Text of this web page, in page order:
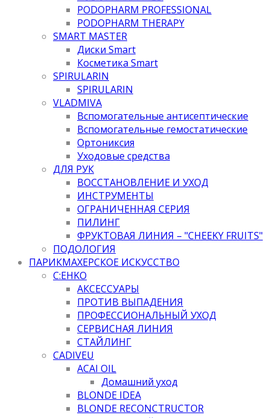
PODOPHARM PROFESSIONAL
PODOPHARM THERAPY
SMART MASTER
Диски Smart
Косметика Smart
SPIRULARIN
SPIRULARIN
VLADMIVA
Вспомогательные антисептические
Вспомогательные гемостатические
Ортониксия
Уходовые средства
ДЛЯ РУК
ВОССТАНОВЛЕНИЕ И УХОД
ИНСТРУМЕНТЫ
ОГРАНИЧЕННАЯ СЕРИЯ
ПИЛИНГ
ФРУКТОВАЯ ЛИНИЯ – "CHEEKY FRUITS"
ПОДОЛОГИЯ
ПАРИКМАХЕРСКОЕ ИСКУССТВО
C:EHKO
АКСЕССУАРЫ
ПРОТИВ ВЫПАДЕНИЯ
ПРОФЕССИОНАЛЬНЫЙ УХОД
СЕРВИСНАЯ ЛИНИЯ
СТАЙЛИНГ
CADIVEU
ACAI OIL
Домашний уход
BLONDE IDEA
BLONDE RECONCTRUCTOR